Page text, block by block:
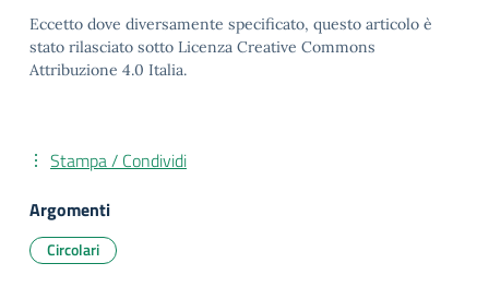
Eccetto dove diversamente specificato, questo articolo è
stato rilasciato sotto Licenza Creative Commons
Attribuzione 4.0 Italia.
Stampa / Condividi
Argomenti
Circolari